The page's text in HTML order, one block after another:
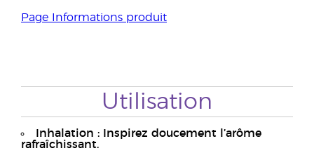
Page Informations produit
Utilisation
Inhalation : Inspirez doucement l’arôme
rafraîchissant.